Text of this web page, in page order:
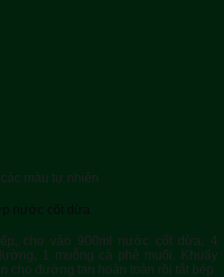
màu tự nhiên
nước cốt dừa
cho vào 900ml nước cốt dừa, 4
1 muỗng cà phê muối. Khuấy
cho đường tan hoàn toàn rồi tắt bếp